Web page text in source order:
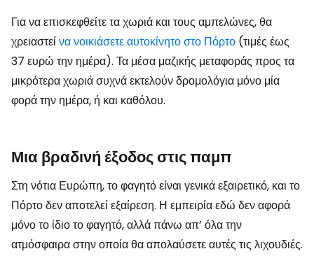
Για να επισκεφθείτε τα χωριά και τους αμπελώνες, θα
χρειαστείνα νοικιάσετε αυτοκίνητο στο Πόρτο (τιμές έως
37 ευρώ την ημέρα). Τα μέσα μαζικής μεταφοράς προς τα
μικρότερα χωριά συχνά εκτελούν δρομολόγια μόνο μία
φορά την ημέρα, ή και καθόλου.
Μια βραδινή έξοδος στις παμπ
Στη νότια Ευρώπη, το φαγητό είναι γενικά εξαιρετικό, και το
Πόρτο δεν αποτελεί εξαίρεση. Η εμπειρία εδώ δεν αφορά
μόνο το ίδιο το φαγητό, αλλά πάνω απ’ όλα την
ατμόσφαιρα στην οποία θα απολαύσετε αυτές τις λιχουδιές.